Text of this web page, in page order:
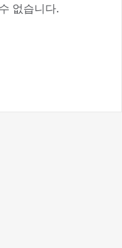
없습니다.